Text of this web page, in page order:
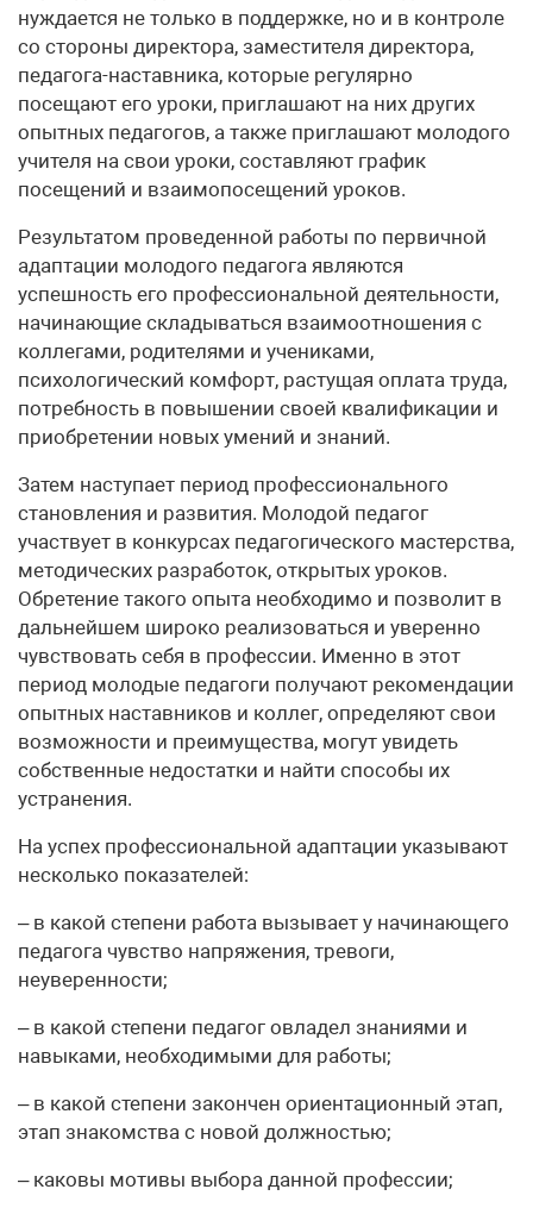
нуждается не только в поддержке, но и в контроле
со стороны директора, заместителя директора,
педагога-наставника, которые регулярно
посещают его уроки, приглашают на них других
опытных педагогов, а также приглашают молодого
учителя на свои уроки, составляют график
посещений и взаимопосещений уроков.
Результатом проведенной работы по первичной
адаптации молодого педагога являются
успешность его профессиональной деятельности,
начинающие складываться взаимоотношения с
коллегами, родителями и учениками,
психологический комфорт, растущая оплата труда,
потребность в повышении своей квалификации и
приобретении новых умений и знаний.
Затем наступает период профессионального
становления и развития. Молодой педагог
участвует в конкурсах педагогического мастерства,
методических разработок, открытых уроков.
Обретение такого опыта необходимо и позволит в
дальнейшем широко реализоваться и уверенно
чувствовать себя в профессии. Именно в этот
период молодые педагоги получают рекомендации
опытных наставников и коллег, определяют свои
возможности и преимущества, могут увидеть
собственные недостатки и найти способы их
устранения.
На успех профессиональной адаптации указывают
несколько показателей:
– в какой степени работа вызывает у начинающего
педагога чувство напряжения, тревоги,
неуверенности;
– в какой степени педагог овладел знаниями и
навыками, необходимыми для работы;
– в какой степени закончен ориентационный этап,
этап знакомства с новой должностью;
– каковы мотивы выбора данной профессии;